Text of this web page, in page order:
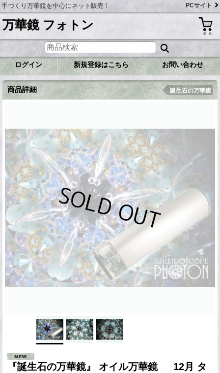
手づくり万華鏡を中心にネット販売！ PCサイト
万華鏡 フォトン
ログイン 新規登録はこちら お問い合わせ
商品詳細 誕生石の万華鏡
『誕生石の万華鏡』 オイル万華鏡 12月 タ